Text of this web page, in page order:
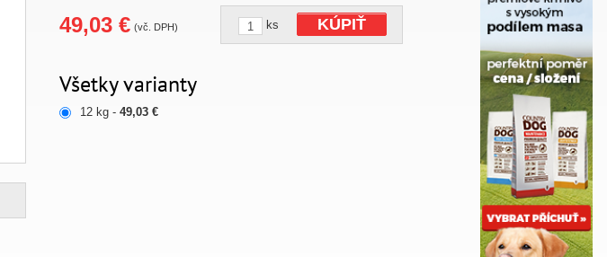
49,03 € (vč. DPH) ks KÚPIŤ
Všetky varianty
12 kg -49,03 €